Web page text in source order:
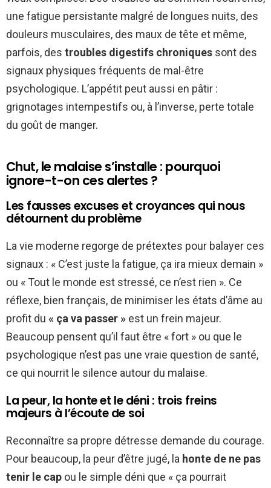
une fatigue persistante malgré de longues nuits, des
douleurs musculaires, des maux de tête et même,
parfois, des troubles digestifs chroniques sont des
signaux physiques fréquents de mal-être
psychologique. L’appétit peut aussi en pâtir :
grignotages intempestifs ou, à l’inverse, perte totale
du goût de manger.
Chut, le malaise s’installe : pourquoi
ignore-t-on ces alertes ?
Les fausses excuses et croyances qui nous
détournent du problème
La vie moderne regorge de prétextes pour balayer ces
signaux : « C’est juste la fatigue, ça ira mieux demain »
ou « Tout le monde est stressé, ce n’est rien ». Ce
réflexe, bien français, de minimiser les états d’âme au
profit du « ça va passer » est un frein majeur.
Beaucoup pensent qu’il faut être « fort » ou que le
psychologique n’est pas une vraie question de santé,
ce qui nourrit le silence autour du malaise.
La peur, la honte et le déni : trois freins
majeurs à l’écoute de soi
Reconnaître sa propre détresse demande du courage.
Pour beaucoup, la peur d’être jugé, la honte de ne pas
tenir le cap ou le simple déni que « ça pourrait